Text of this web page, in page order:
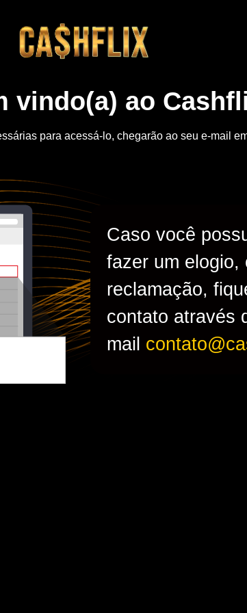
vindo(a) ao
para acessá-lo, chegarão ao seu e-mail
Caso você
fazer um elogio,
reclamação,
contato através
mail